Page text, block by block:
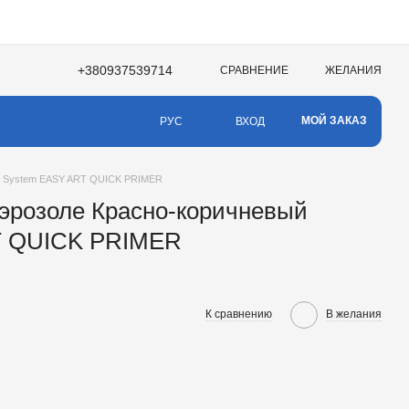
+380937539714 СРАВНЕНИЕ ЖЕЛАНИЯ
РУС ВХОД МОЙ ЗАКАЗ
EASY ART QUICK PRIMER
Красно-коричневый
PRIMER
К сравнению В желания